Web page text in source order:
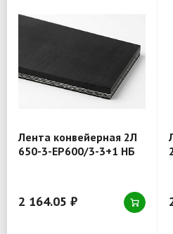
Лента конвейерная 2Л
650-3-EP600/3-3+1 НБ
2 164.05 ₽